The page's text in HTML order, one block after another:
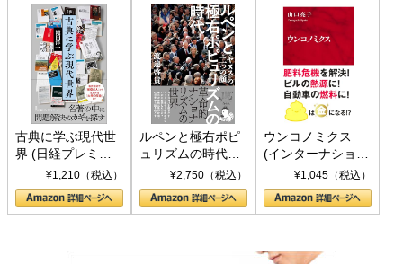
古典に学ぶ現代世
界 (日経プレミア
シリーズ)¥1,210（税込）
ルペンと極右ポピ
ュリズムの時代：
〈ヤヌス〉の二つ
の顔
¥2,750（税込）
ウンコノミクス
(インターナショナ
ル新書)¥1,045（税込）